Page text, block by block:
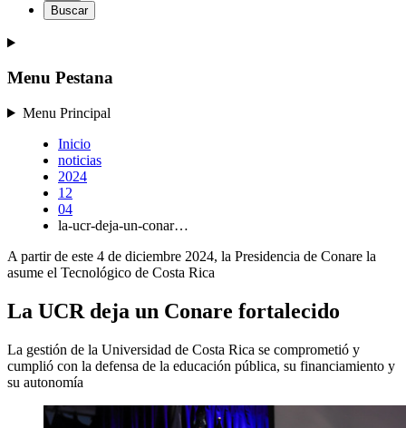
Buscar
Menu Pestana
Menu Principal
Inicio
noticias
2024
12
04
la-ucr-deja-un-conar…
A partir de este 4 de diciembre 2024, la Presidencia de Conare la
asume el Tecnológico de Costa Rica
La UCR deja un Conare fortalecido
La gestión de la Universidad de Costa Rica se comprometió y
cumplió con la defensa de la educación pública, su financiamiento y
su autonomía